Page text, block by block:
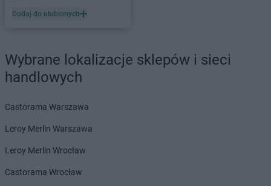
Dodaj do ulubionych
Wybrane lokalizacje sklepów i sieci
handlowych
Castorama Warszawa
Leroy Merlin Warszawa
Leroy Merlin Wrocław
Castorama Wrocław